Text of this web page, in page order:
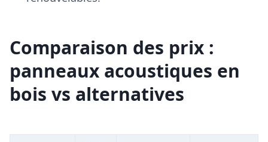
Comparaison des prix :
panneaux acoustiques en
bois vs alternatives